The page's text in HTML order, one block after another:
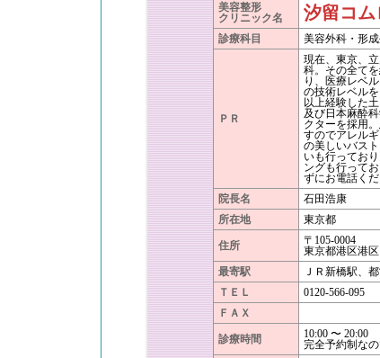
美容整形
クリニック名
汐留コ
診療科目 美容外科・形
ＰＲ
現在、東京、
科。その全て
り、医療レベ
の技術レベル
以上経験した
及び日本麻酔
クターを採用
すのでアレル
の美しいバス
いも行ってお
ングも行って
ずにお電話くだ
院長名
石田浩康
所在地
東京都
住所
〒105-0004
東京都港区港
最寄駅
ＪＲ新橋駅、
ＴＥＬ
0120-566-095
ＦＡＸ
診療時間
10:00 〜 20:00
完全予約制な